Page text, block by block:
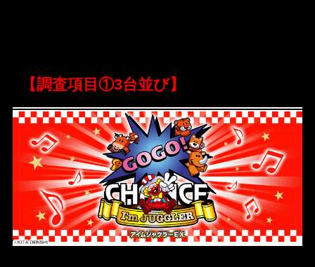
【調査項目①3台並び】